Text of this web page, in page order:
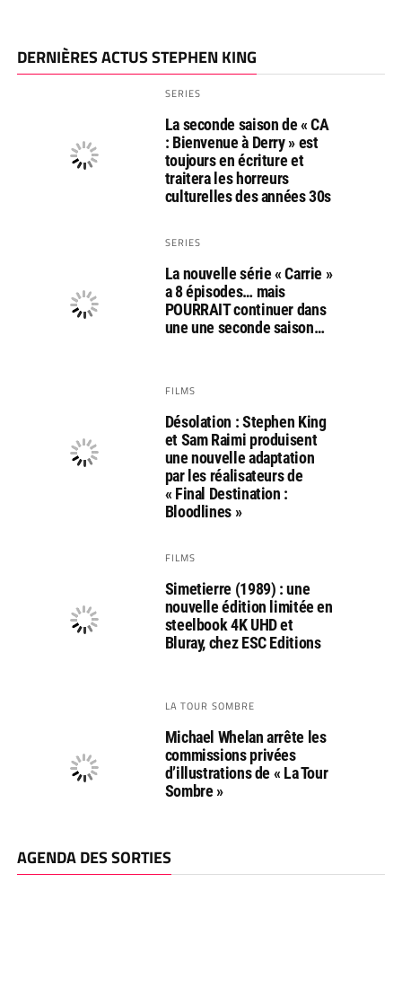
DERNIÈRES ACTUS STEPHEN KING
SERIES
La seconde saison de « CA
: Bienvenue à Derry » est
toujours en écriture et
traitera les horreurs
culturelles des années 30s
SERIES
La nouvelle série « Carrie »
a 8 épisodes… mais
POURRAIT continuer dans
une une seconde saison…
FILMS
Désolation : Stephen King
et Sam Raimi produisent
une nouvelle adaptation
par les réalisateurs de
« Final Destination :
Bloodlines »
FILMS
Simetierre (1989) : une
nouvelle édition limitée en
steelbook 4K UHD et
Bluray, chez ESC Editions
LA TOUR SOMBRE
Michael Whelan arrête les
commissions privées
d’illustrations de « La Tour
Sombre »
AGENDA DES SORTIES